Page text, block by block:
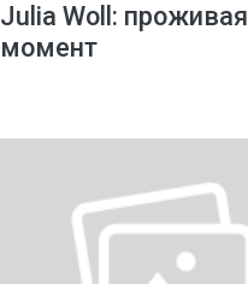
Julia Woll: проживая
момент